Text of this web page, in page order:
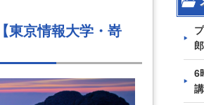
東京情報大学・嵜
6